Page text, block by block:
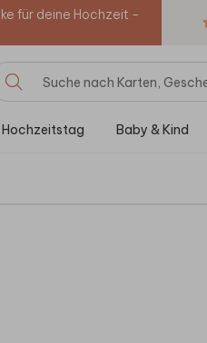
für deine Hochzeit -
Hochzeitstag Baby & Kind